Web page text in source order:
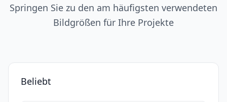
Springen Sie zu den am häufigsten verwendeten
Bildgrößen für Ihre Projekte
Beliebt